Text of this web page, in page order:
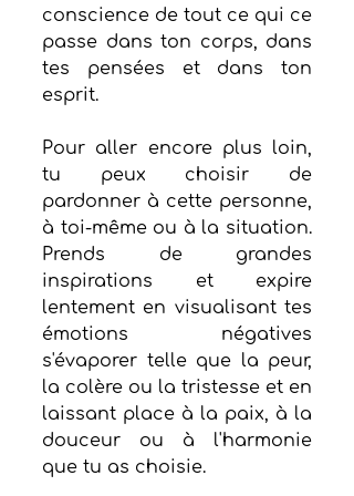
conscience de tout ce qui ce
passe dans ton corps, dans
tes pensées et dans ton
esprit.
Pour aller encore plus loin,
tu peux choisir de
pardonner à cette personne,
à toi-même ou à la situation.
Prends de grandes
inspirations et expire
lentement en visualisant tes
émotions négatives
s'évaporer telle que la peur,
la colère ou la tristesse et en
laissant place à la paix, à la
douceur ou à l'harmonie
que tu as choisie.